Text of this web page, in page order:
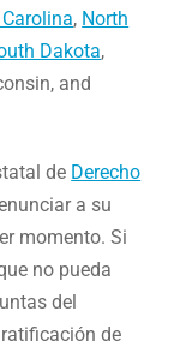
, North
Dakota,
and
de Derecho
a su
momento. Si
no pueda
del
de